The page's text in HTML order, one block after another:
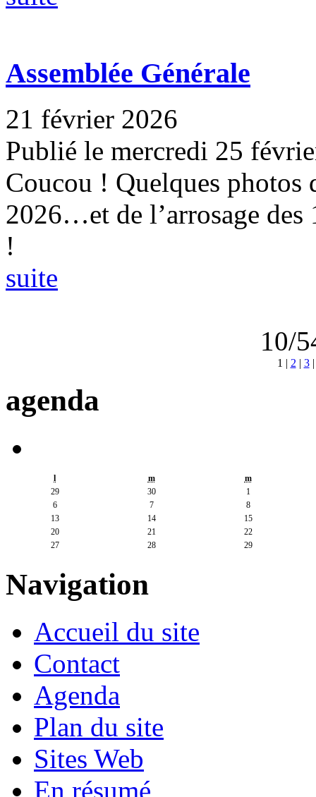
Assemblée Générale
21 février 2026
Publié le mercredi 25
Coucou ! Quelques photos
2026…et de l’arrosage
!
suite
10/
1 | 2 | 3
agenda
l m
m
29
30
1
6
7
8
13
14
15
20
21
22
27
28 29
Navigation
Accueil du site
Contact
Agenda
Plan du site
Sites Web
En résumé